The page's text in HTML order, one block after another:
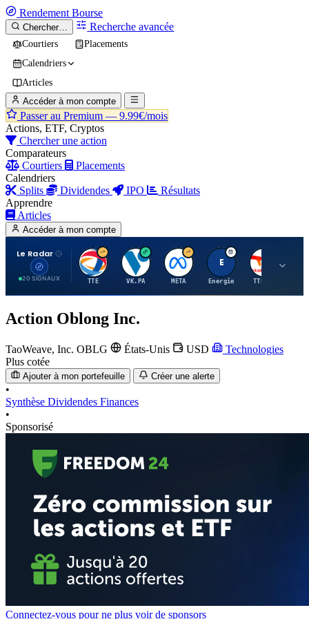
Rendement Bourse
Chercher… Recherche avancée
Courtiers
Placements
Calendriers
Articles
Accéder à mon compte
Passer au Premium — 9.99€/mois
Actions, ETF, Cryptos
Chercher une action
Comparateurs
Courtiers
Placements
Calendriers
Splits
Dividendes IPO
Résultats
Apprendre
Articles
Accéder à mon compte
Le Radar
20 SIGNAUX
T
TTE
V
VK.PA
M
META
E
Energie
T
TTE.PA
Action Oblong Inc.
TaoWeave, Inc. OBLG États-Unis USD
Technologies
Plus cotée
Ajouter à mon portefeuille Créer une alerte
•
Synthèse Dividendes Finances
•
Sponsorisé
Connectez-vous pour ne plus voir de sponsors